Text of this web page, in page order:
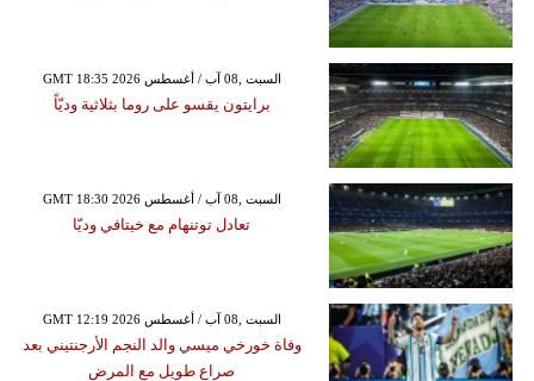
GMT 18:35 2026 السبت ,08 آب / أغسطس
برايتون يقسو على روما بثلاثية وديّاً
GMT 18:30 2026 السبت ,08 آب / أغسطس
تعادل توتنهام مع خيتافي وديّا
GMT 12:19 2026 السبت ,08 آب / أغسطس
وفاة خورخي ميسي والد النجم الأرجنتيني بعد
صراع طويل مع المرض